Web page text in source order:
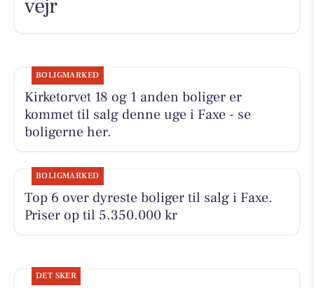
vejr
BOLIGMARKED
Kirketorvet 18 og 1 anden boliger er
kommet til salg denne uge i Faxe - se
boligerne her.
BOLIGMARKED
Top 6 over dyreste boliger til salg i Faxe.
Priser op til 5.350.000 kr
DET SKER